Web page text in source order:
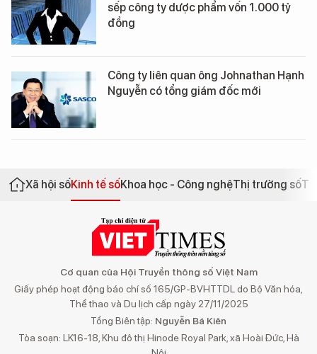
sếp công ty dược phẩm vốn 1.000 tỷ
đồng
Công ty liên quan ông Johnathan Hạnh
Nguyễn có tổng giám đốc mới
Xã hội sốKinh tế sốKhoa học - Công nghệThị trường số
Cơ quan của Hội Truyền thông số Việt Nam
Giấy phép hoạt động báo chí số 165/GP-BVHTTDL do Bộ Văn hóa,
Thể thao và Du lịch cấp ngày 27/11/2025
Tổng Biên tập: Nguyễn Bá Kiên
Tòa soạn: LK16-18, Khu đô thị Hinode Royal Park, xã Hoài Đức, Hà